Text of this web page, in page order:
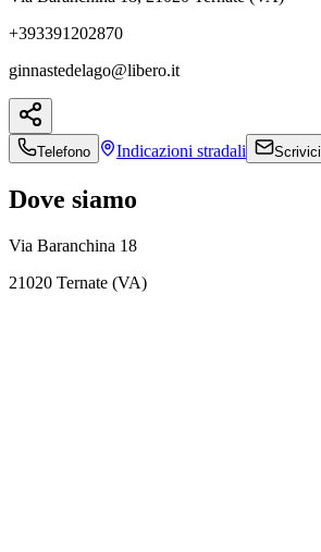
+393391202870
ginnastedelago@libero.it
Telefono Indicazioni stradali Scrivici
Dove siamo
Via Baranchina 18
21020 Ternate (VA)